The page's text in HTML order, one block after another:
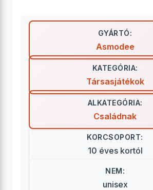
GYÁRTÓ:
Asmodee
KATEGÓRIA:
Társasjátékok
ALKATEGÓRIA:
Családnak
KORCSOPORT:
10 éves kortól
NEM:
unisex